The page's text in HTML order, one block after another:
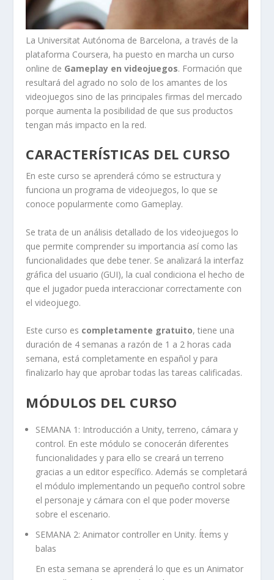
La Universitat Autónoma de Barcelona, a través de la
plataforma Coursera, ha puesto en marcha un curso
online de Gameplay en videojuegos. Formación que
resultará del agrado no solo de los amantes de los
videojuegos sino de las principales firmas del mercado
porque aumenta la posibilidad de que sus productos
tengan más impacto en la red.
CARACTERÍSTICAS DEL CURSO
En este curso se aprenderá cómo se estructura y
funciona un programa de videojuegos, lo que se
conoce popularmente como Gameplay.
Se trata de un análisis detallado de los videojuegos lo
que permite comprender su importancia así como las
funcionalidades que debe tener. Se analizará la interfaz
gráfica del usuario (GUI), la cual condiciona el hecho de
que el jugador pueda interaccionar correctamente con
el videojuego.
Este curso es completamente gratuito, tiene una
duración de 4 semanas a razón de 1 a 2 horas cada
semana, está completamente en español y para
finalizarlo hay que aprobar todas las tareas calificadas.
MÓDULOS DEL CURSO
SEMANA 1: Introducción a Unity, terreno, cámara y
control. En este módulo se conocerán diferentes
funcionalidades y para ello se creará un terreno
gracias a un editor específico. Además se completará
el módulo implementando un pequeño control sobre
el personaje y cámara con el que poder moverse
sobre el escenario.
SEMANA 2: Animator controller en Unity. Ítems y
balas
En esta semana se aprenderá lo que es un Animator